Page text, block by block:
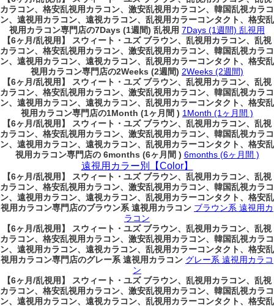
カラコン、格安乱視用カラコン、激安乱視用カラコン、韓国乱視カラコ
ン、遠視用カラコン、遠視カラコン、乱視用カラーコンタクト、格安乱
視用カラコン専門店の7Days (1週間) 乱視用 7Days (1週間) 乱視用
【6ヶ月/乱視用】 スウィート・ユズ ブラウン、乱視用カラコン、乱視
カラコン、格安乱視用カラコン、激安乱視用カラコン、韓国乱視カラコ
ン、遠視用カラコン、遠視カラコン、乱視用カラーコンタクト、格安乱
視用カラコン専門店の2Weeks (2週間) 2Weeks (2週間)
【6ヶ月/乱視用】 スウィート・ユズ ブラウン、乱視用カラコン、乱視
カラコン、格安乱視用カラコン、激安乱視用カラコン、韓国乱視カラコ
ン、遠視用カラコン、遠視カラコン、乱視用カラーコンタクト、格安乱
視用カラコン専門店の1Month (1ヶ月間 ) 1Month (1ヶ月間 )
【6ヶ月/乱視用】 スウィート・ユズ ブラウン、乱視用カラコン、乱視
カラコン、格安乱視用カラコン、激安乱視用カラコン、韓国乱視カラコ
ン、遠視用カラコン、遠視カラコン、乱視用カラーコンタクト、格安乱
視用カラコン専門店の 6months (6ヶ月間 ) 6months (6ヶ月間 )
遠視用カラー別【Color】
【6ヶ月/乱視用】 スウィート・ユズ ブラウン、乱視用カラコン、乱視
カラコン、格安乱視用カラコン、激安乱視用カラコン、韓国乱視カラコ
ン、遠視用カラコン、遠視カラコン、乱視用カラーコンタクト、格安乱
視用カラコン専門店のブラウン系 遠視用カラコン ブラウン系 遠視用カ
ラコン
【6ヶ月/乱視用】 スウィート・ユズ ブラウン、乱視用カラコン、乱視
カラコン、格安乱視用カラコン、激安乱視用カラコン、韓国乱視カラコ
ン、遠視用カラコン、遠視カラコン、乱視用カラーコンタクト、格安乱
視用カラコン専門店のグレー系 遠視用カラコン グレー系 遠視用カラコ
ン
【6ヶ月/乱視用】 スウィート・ユズ ブラウン、乱視用カラコン、乱視
カラコン、格安乱視用カラコン、激安乱視用カラコン、韓国乱視カラコ
ン、遠視用カラコン、遠視カラコン、乱視用カラーコンタクト、格安乱